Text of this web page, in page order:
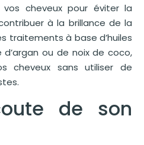
vos cheveux pour éviter la
à la brillance de la
traitements à base d’huiles
d’argan ou de noix de coco,
cheveux sans utiliser de
de son